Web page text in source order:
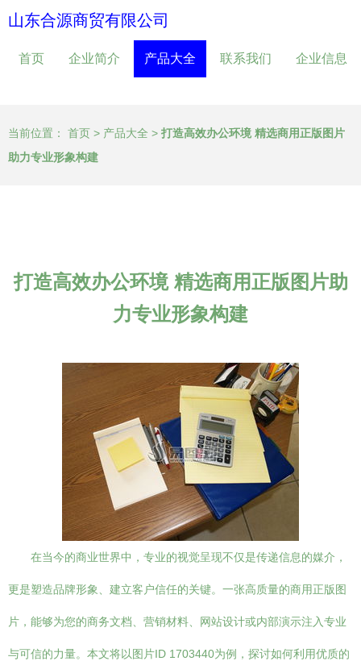
山东合源商贸有限公司
首页 企业简介 产品大全 联系我们 企业信息
当前位置： 首页 > 产品大全 > 打造高效办公环境 精选商用正版图片
助力专业形象构建
打造高效办公环境 精选商用正版图片助
力专业形象构建
在当今的商业世界中，专业的视觉呈现不仅是传递信息的媒介，
更是塑造品牌形象、建立客户信任的关键。一张高质量的商用正版图
片，能够为您的商务文档、营销材料、网站设计或内部演示注入专业
与可信的力量。本文将以图片ID 1703440为例，探讨如何利用优质的